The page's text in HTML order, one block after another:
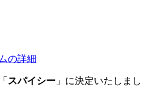
の詳細
スパイシー 」に決定いたしまし